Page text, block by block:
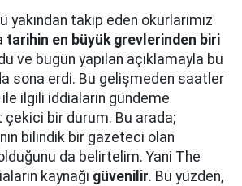
yakından takip eden okurlarımız
tarihin en büyük grevlerinden biri
ve bugün yapılan açıklamayla bu
sona erdi. Bu gelişmeden saatler
ilgili iddiaların gündeme
bir durum. Bu arada;
bilindik bir gazeteci olan
da belirtelim. Yani The
kaynağı güvenilir. Bu yüzden,